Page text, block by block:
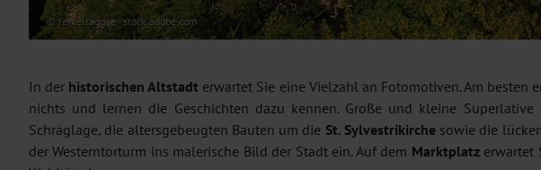
© ferkelraggae - stock.adobe.com
In der historischen Altstadt erwartet Sie eine Vielzahl an Fotomotiven. Am besten
nichts und lernen die Geschichten dazu kennen. Große und kleine Superlative
Schräglage, die altersgebeugten Bauten um die St. Sylvestrikirchesowie die
der Westerntorturm ins malerische Bild der Stadt ein. Auf dem Marktplatzerwartet